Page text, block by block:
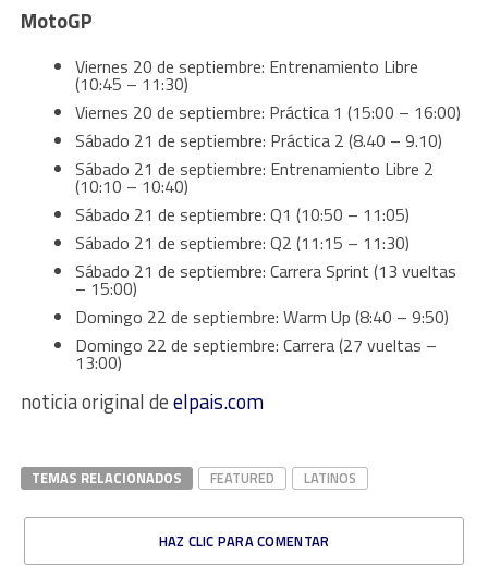
MotoGP
Viernes 20 de septiembre: Entrenamiento Libre
(10:45 – 11:30)
Viernes 20 de septiembre: Práctica 1 (15:00 – 16:00)
Sábado 21 de septiembre: Práctica 2 (8.40 – 9.10)
Sábado 21 de septiembre: Entrenamiento Libre 2
(10:10 – 10:40)
Sábado 21 de septiembre: Q1 (10:50 – 11:05)
Sábado 21 de septiembre: Q2 (11:15 – 11:30)
Sábado 21 de septiembre: Carrera Sprint (13 vueltas
– 15:00)
Domingo 22 de septiembre: Warm Up (8:40 – 9:50)
Domingo 22 de septiembre: Carrera (27 vueltas –
13:00)
noticia original deelpais.com
TEMAS RELACIONADOS FEATURED LATINOS
HAZ CLIC PARA COMENTAR